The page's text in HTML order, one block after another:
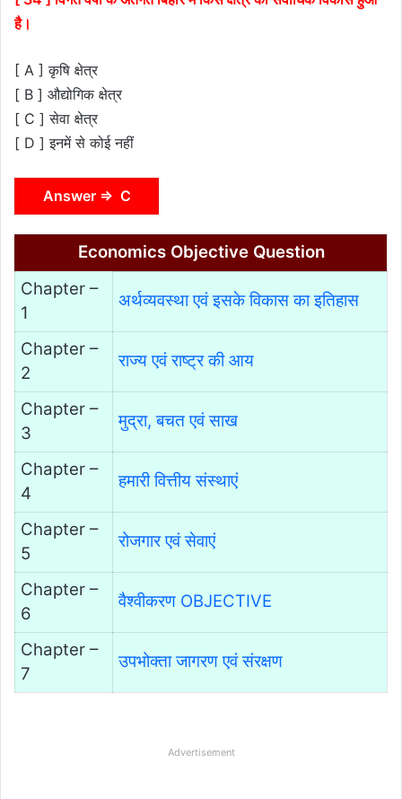
है।
[ A ] कृषि क्षेत्र
[ B ] औद्योगिक क्षेत्र
[ C ] सेवा क्षेत्र
[ D ] इनमें से कोई नहीं
Answer ⇒ C
Economics Objective Question
Chapter –
1
अर्थव्यवस्था एवं इसके विकास का इतिहास
Chapter –
2
राज्य एवं राष्ट्र की आय
Chapter –
3
मुद्रा, बचत एवं साख
Chapter –
4
हमारी वित्तीय संस्थाएं
Chapter –
5
रोजगार एवं सेवाएं
Chapter –
6
वैश्वीकरण OBJECTIVE
Chapter –
7
उपभोक्ता जागरण एवं संरक्षण
Advertisement